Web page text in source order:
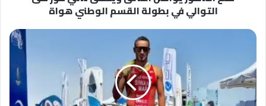
ا
ا
ل
ت
التوالي في بطولة القسم الوطني هواة
ا
ت
ر
ي
ا